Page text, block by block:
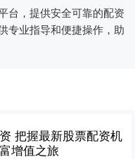
台，提供安全可靠的配资
专业指导和便捷操作，助
把握最新股票配资机
增值之旅